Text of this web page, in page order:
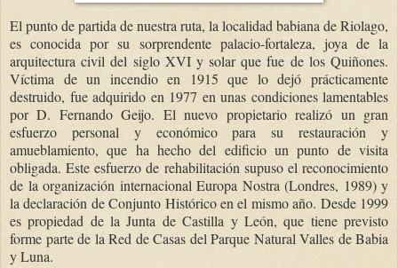
El punto de partida de nuestra ruta, la localidad babiana de Riolago,
es conocida por su sorprendente palacio-fortaleza, joya de la
arquitectura civil del siglo XVI y solar que fue de los Quiñones.
Víctima de un incendio en 1915 que lo dejó prácticamente
destruido, fue adquirido en 1977 en unas condiciones lamentables
por D. Fernando Geijo. El nuevo propietario realizó un gran
esfuerzo personal y económico para su restauración y
amueblamiento, que ha hecho del edificio un punto de visita
obligada. Este esfuerzo de rehabilitación supuso el reconocimiento
de la organización internacional Europa Nostra (Londres, 1989) y
la declaración de Conjunto Histórico en el mismo año. Desde 1999
es propiedad de la Junta de Castilla y León, que tiene previsto
forme parte de la Red de Casas del Parque Natural Valles de Babia
y Luna.